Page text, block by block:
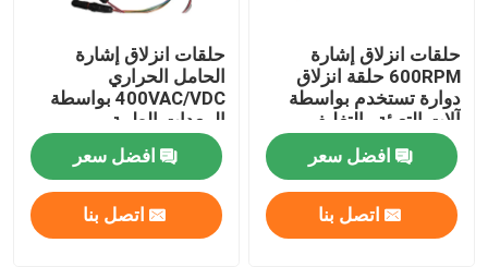
حلقات انزلاق إشارة
600RPM حلقة انزلاق
دوارة تستخدم بواسطة
آلات التعبئة والتغليف
افضل سعر
اتصل بنا
حلقات انزلاق إشارة
الحامل الحراري
400VAC/VDC بواسطة
المعدات الطبية
افضل سعر
اتصل بنا